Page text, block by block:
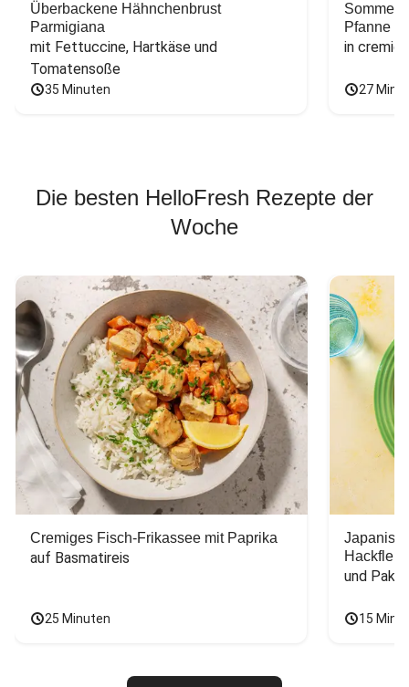
Überbackene Hähnchenbrust
Parmigiana
mit Fettuccine, Hartkäse und
Tomatensoße
35 Minuten
Pfanne
in
27
Die besten HelloFresh Rezepte der
Woche
Cremiges Fisch-Frikassee mit Paprika
auf Basmatireis
25 Minuten
und Pak
15